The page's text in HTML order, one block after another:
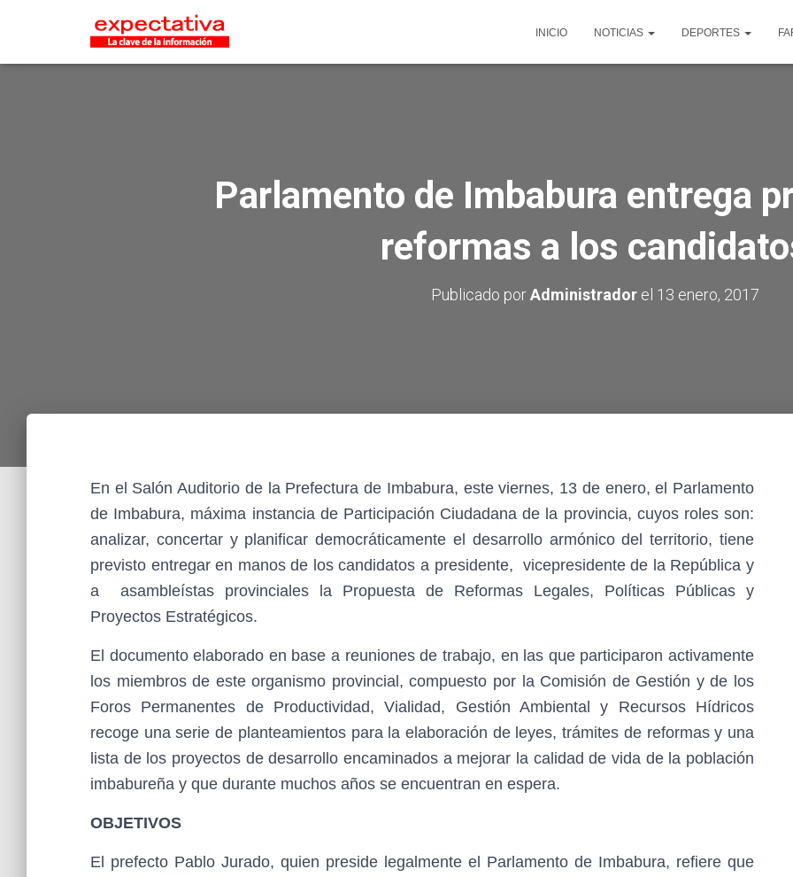
INICIO NOTICIAS DEPORTES
Parlamento de Imbabura entrega
reformas a los
Publicado porAdministradorel 13 enero, 2017
En el Salón Auditorio de la Prefectura de Imbabura, este viernes, 13 de enero, el Parlamento
de Imbabura, máxima instancia de Participación Ciudadana de la provincia, cuyos roles son:
analizar, concertar y planificar democráticamente el desarrollo armónico del territorio, tiene
previsto entregar en manos de los candidatos a presidente, vicepresidente de la República y
a asambleístas provinciales la Propuesta de Reformas Legales, Políticas Públicas y
Proyectos Estratégicos.
El documento elaborado en base a reuniones de trabajo, en las que participaron activamente
los miembros de este organismo provincial, compuesto por la Comisión de Gestión y de los
Foros Permanentes de Productividad, Vialidad, Gestión Ambiental y Recursos Hídricos
recoge una serie de planteamientos para la elaboración de leyes, trámites de reformas y una
lista de los proyectos de desarrollo encaminados a mejorar la calidad de vida de la población
imbabureña y que durante muchos años se encuentran en espera.
OBJETIVOS
El prefecto Pablo Jurado, quien preside legalmente el Parlamento de Imbabura, refiere que